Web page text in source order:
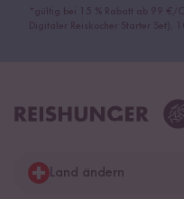
*gültig bei 15 % Rabatt ab 99 €/
Digitaler Reiskocher Starter Set),
Land ändern